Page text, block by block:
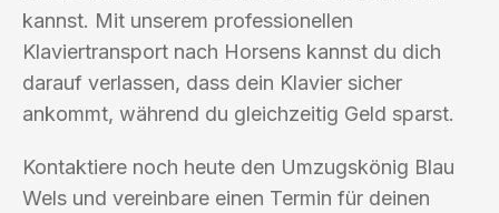
kannst. Mit unserem professionellen
Klaviertransport nach Horsens kannst du dich
darauf verlassen, dass dein Klavier sicher
ankommt, während du gleichzeitig Geld sparst.
Kontaktiere noch heute den Umzugskönig Blau
Wels und vereinbare einen Termin für deinen